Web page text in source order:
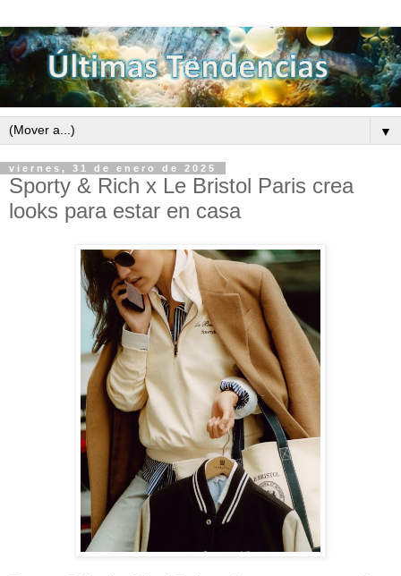
▼
viernes, 31 de enero de 2025
Sporty & Rich x Le Bristol Paris crea
looks para estar en casa